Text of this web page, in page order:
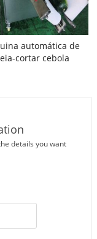
automática de
cortar cebola
details you want